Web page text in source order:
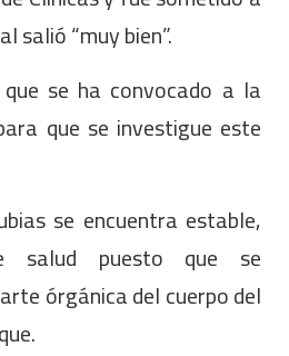
salió “muy bien”.
se ha convocado a la
que se investigue este
se encuentra estable,
salud puesto que se
órgánica del cuerpo del